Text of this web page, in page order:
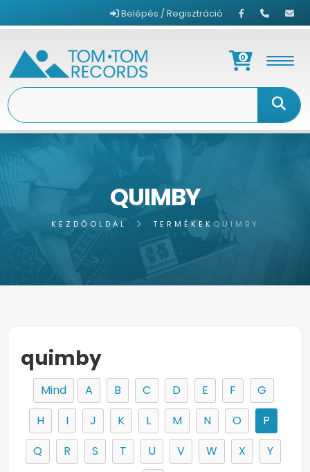
Belépés / Regisztráció
0
QUIMBY
KEZDŐOLDAL TERMÉKEK QUIMBY
quimby
Mind A B C D E F
G
H
I J K L M N O
P
Q
R S T U V W X
Y